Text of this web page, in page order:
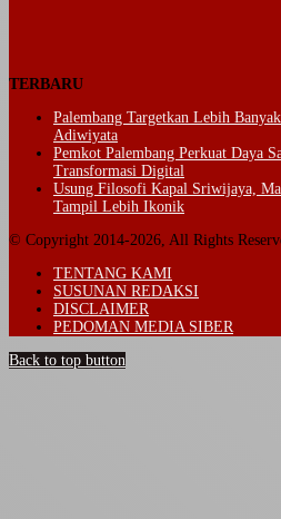
TERBARU
Palembang Targetkan Lebih
Adiwiyata
Pemkot Palembang Perkuat Daya
Transformasi Digital
Usung Filosofi Kapal Sriwijaya,
Tampil Lebih Ikonik
© Copyright 2014-2026, All Rights
TENTANG KAMI
SUSUNAN REDAKSI
DISCLAIMER
PEDOMAN MEDIA SIBER
Back to top button